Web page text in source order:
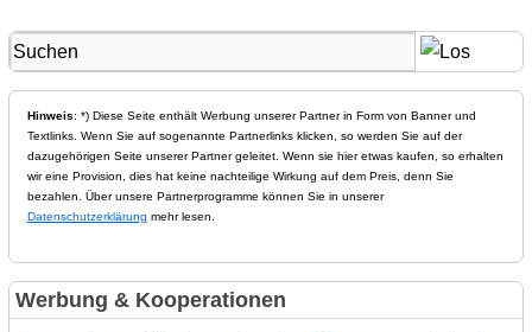
Hinweis: *) Diese Seite enthält Werbung unserer Partner in Form von Banner und
Textlinks. Wenn Sie auf sogenannte Partnerlinks klicken, so werden Sie auf der
dazugehörigen Seite unserer Partner geleitet. Wenn sie hier etwas kaufen, so erhalten
wir eine Provision, dies hat keine nachteilige Wirkung auf dem Preis, denn Sie
bezahlen. Über unsere Partnerprogramme können Sie in unserer
Datenschutzerklärung mehr lesen.
Werbung & Kooperationen